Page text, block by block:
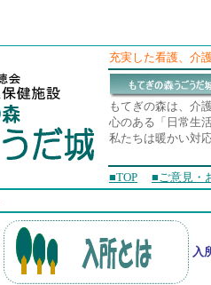
充実した看護、介
もてぎの森は、介
心のある「日常生
私たちは暖かい対
■TOP
■ご意見・
入